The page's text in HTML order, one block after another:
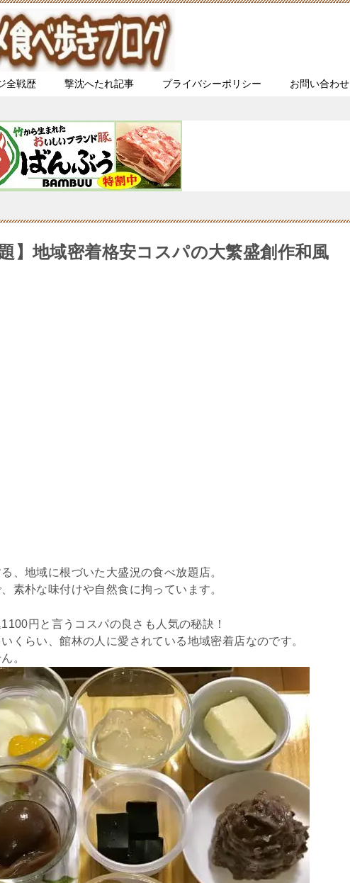
全戦歴 撃沈へたれ記事 プライバシーポリシー お問い合わせ
】地域密着格安コスパの大繁盛創作和風
、地域に根づいた大盛況の食べ放題店。
素朴な味付けや自然食に拘っています。
円と言うコスパの良さも人気の秘訣！
くらい、館林の人に愛されている地域密着店なのです。
。